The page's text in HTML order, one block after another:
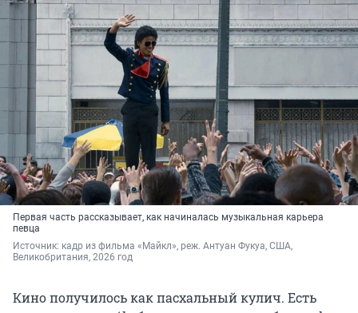
Первая часть рассказывает, как начиналась музыкальная карьера
певца
Источник: кадр из фильма «Майкл», реж. Антуан Фукуа, США,
Великобритания, 2026 год
Кино получилось как пасхальный кулич. Есть